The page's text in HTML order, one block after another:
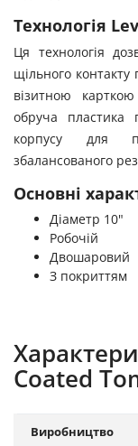
Технологія
Ця технологія
щільного контакту
візитною
обруча пластика
корпусу для
збалансованого
Основні
Діаметр 10"
Робочій
Двошаровий
З покриттям
Coated
Виробництво